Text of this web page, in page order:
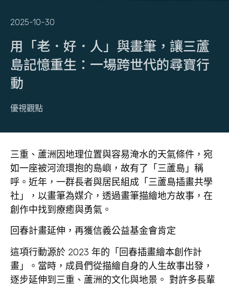
2025-10-30
用「老．好．人」與畫筆，讓三蘆
島記憶重生：一場跨世代的尋寶行
動
優視觀點
三重、蘆洲因地理位置與容易淹水的天氣條件，宛
如一座被河流環抱的島嶼，故有了「三蘆島」稱
呼。近年，一群長者與居民組成「三蘆島插畫共學
社」，以畫筆為媒介，透過畫筆描繪地方故事，在
創作中找到療癒與勇氣。
回春計畫延伸，再獲信義公益基金會肯定
這項行動源於 2023 年的「回春插畫繪本創作計
畫」。當時，成員們從描繪自身的人生故事出發，
逐步延伸到三重、蘆洲的文化與地景。 對許多長輩